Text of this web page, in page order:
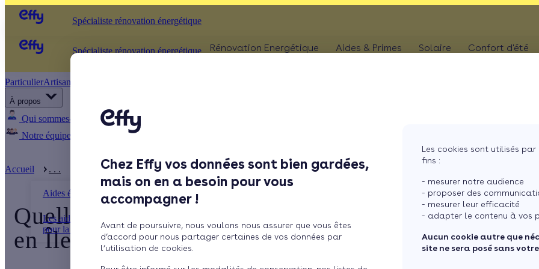
Chez Effy vos données sont bien gardées,
mais on en a besoin pour vous
accompagner !
Avant de poursuivre, nous voulons nous assurer que vous êtes
d’accord pour nous partager certaines de vos données par
l’utilisation de cookies.
Les cookies sont utilisés
fins :
- mesurer notre audience
- proposer des
- mesurer leur efficacité
- adapter le contenu à vos
Aucun cookie autre que
site ne sera posé sans
ParticulierArtisan / installateur
À propos
Qui sommes-nous ? Pourquoi Effy ?
Notre équipe
Rejoignez-nous
Spécialiste rénovation énergétique Rénovation Energétique
Sols
Chaudière
Dépannage chauffage
Aides & Primes
Aides chauffe-eau
thermodynamique
Solaire
Batterie panneaux
Confort d'été
Pergola
Store
Spécialiste rénovation énergétique
Accueil . . .
Aides énergétiques
Les aides financières locales
pour la rénovat ...
Quelles sont les aides pour rénover son logem ...
Quelles sont les aides pour rénover son logement
en Île-de-France ?